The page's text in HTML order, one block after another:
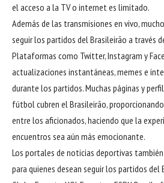
el acceso a la TV o internet es limitado.
Además de las transmisiones en vivo,
seguir los partidos del Brasileirão a través
Plataformas como Twitter, Instagram y
actualizaciones instantáneas, memes e
durante los partidos. Muchas páginas y
fútbol cubren el Brasileirão,
entre los aficionados, haciendo que la
encuentros sea aún más emocionante.
Los portales de noticias deportivas
para quienes desean seguir los partidos del